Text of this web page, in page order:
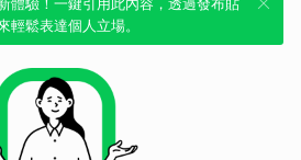
輕鬆表達個人立場。